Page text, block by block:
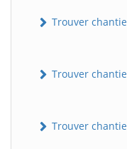
Trouver
Trouver
Trouver